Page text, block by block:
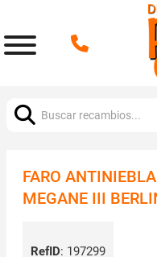
FARO
MEGANE III
RefID: 197299